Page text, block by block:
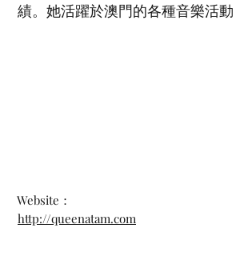
績。她活躍於澳⾨的各種⾳樂活動
Website：
http://queenatam.com